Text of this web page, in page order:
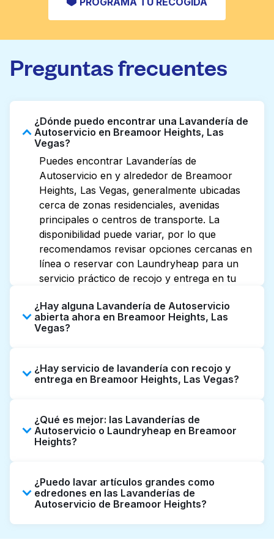
Preguntas frecuentes
¿Dónde puedo encontrar una Lavandería de
Autoservicio en Breamoor Heights, Las
Vegas?
Puedes encontrar Lavanderías de
Autoservicio en y alrededor de Breamoor
Heights, Las Vegas, generalmente ubicadas
cerca de zonas residenciales, avenidas
principales o centros de transporte. La
disponibilidad puede variar, por lo que
recomendamos revisar opciones cercanas en
línea o reservar con Laundryheap para un
servicio práctico de recojo y entrega en tu
¿Hay alguna Lavandería de Autoservicio
abierta ahora en Breamoor Heights, Las
Vegas?
Breamoor Heights tienen horarios extendidos,
pero no todas abren hasta tarde o 24/7.
ayudarte a encontrar rápidamente la
ubicación abierta más cercana. Como
alternativa, puedes reservar con
¿Hay servicio de lavandería con recojo y
entrega en Breamoor Heights, Las Vegas?
ofreciendo servicio conveniente de recojo y
entrega de lavandería puerta a puerta. Puede
ser una opción que ahorre tiempo si prefieres
¿Qué es mejor: las Lavanderías de
Autoservicio o Laundryheap en Breamoor
Heights?
buena opción para lavar por cuenta propia si
tienes tiempo para ir y esperar. Por otro lado,
Laundryheap ofrece recojo y entrega
directamente desde tu puerta u oficina en
Breamoor Heights, junto con limpieza
¿Puedo lavar artículos grandes como
edredones en las Lavanderías de
Autoservicio de Breamoor Heights?